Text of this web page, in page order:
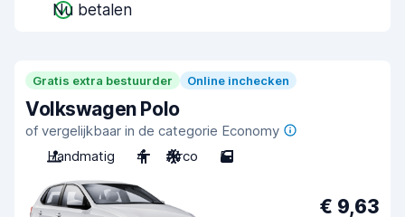
Nu betalen
Gratis extra bestuurder Online inchecken
Volkswagen Polo
of vergelijkbaar in de categorie Economy
Handmatig
4 Airco 5
€ 9,63